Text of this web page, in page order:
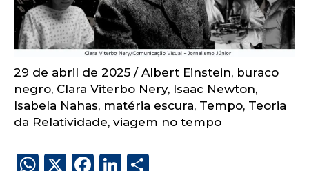
29 de abril de 2025 / Albert Einstein, buraco
negro, Clara Viterbo Nery, Isaac Newton,
Isabela Nahas, matéria escura, Tempo, Teoria
da Relatividade, viagem no tempo
W X
F
Li